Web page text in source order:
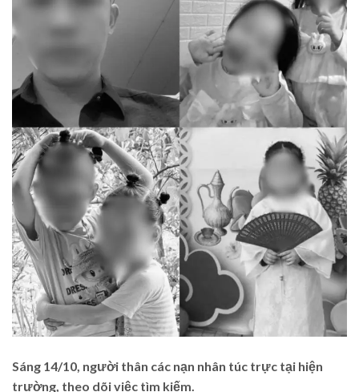
Sáng 14/10, người thân các nạn nhân túc trực tại hiện
trường, theo dõi việc tìm kiếm.